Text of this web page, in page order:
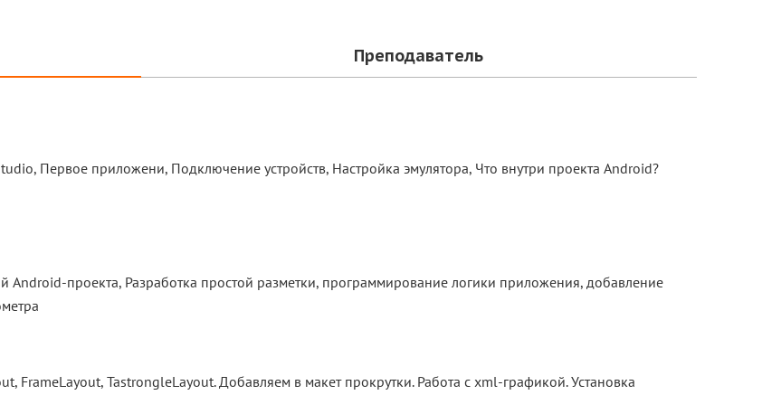
Преподаватель
Первое приложени, Подключение устройств, Настройка эмулятора, Что внутри проекта Android?
проекта, Разработка простой разметки, программирование логики приложения, добавление
FrameLayout, TastrongleLayout. Добавляем в макет прокрутки. Работа с xml-графикой. Установка